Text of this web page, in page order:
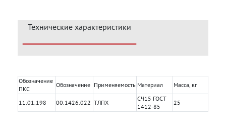
Технические характеристики
Обозначение
ПКС
Обозначение Применяемость Материал Масса, кг
11.01.198 00.1426.022 ТЛПХ
СЧ15 ГОСТ
1412-85
25